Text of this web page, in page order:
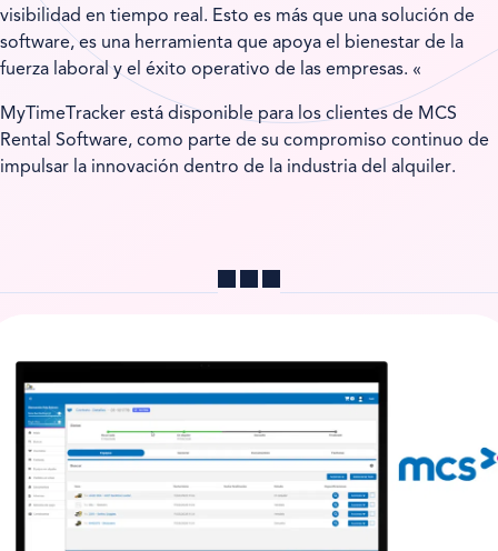
visibilidad en tiempo real. Esto es más que una solución de
software, es una herramienta que apoya el bienestar de la
fuerza laboral y el éxito operativo de las empresas. «
MyTimeTracker está disponible para los clientes de MCS
Rental Software, como parte de su compromiso continuo de
impulsar la innovación dentro de la industria del alquiler.